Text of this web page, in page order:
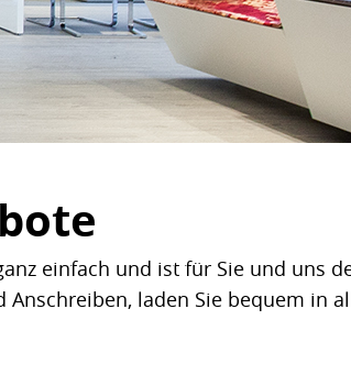
einfach und ist für Sie und uns
Anschreiben, laden Sie bequem in